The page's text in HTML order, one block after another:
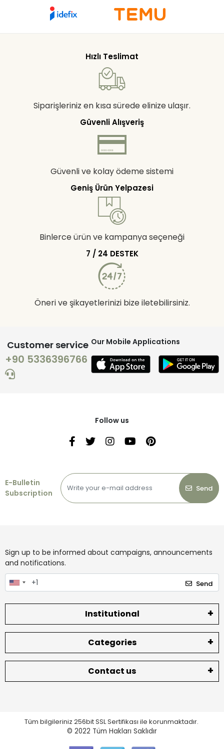
Hızlı Teslimat
Siparişleriniz en kısa sürede elinize ulaşır.
Güvenli Alışveriş
Güvenli ve kolay ödeme sistemi
Geniş Ürün Yelpazesi
Binlerce ürün ve kampanya seçeneği
7 / 24 DESTEK
Öneri ve şikayetlerinizi bize iletebilirsiniz.
Customer service
+90 5336396766
Our Mobile Applications
Follow us
E-Bulletin
Subscription
Send
Sign up to be informed about campaigns, announcements
and notifications.
Send
Institutional
Categories
Contact us
Tüm bilgileriniz 256bit SSL Sertifikası ile korunmaktadır.
© 2022 Tüm Hakları Saklıdır